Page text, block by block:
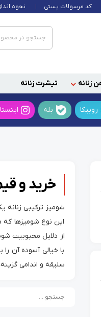
کد مرسولات پستی نحوه
زنانه تیشرت زنانه
روبیکا بله
خرید و
شومیز ترکیبی زنانه
این نوع شومیزها
از دلایل محبوبیت
با خیالی آسوده آن
سلیقه و اندامی